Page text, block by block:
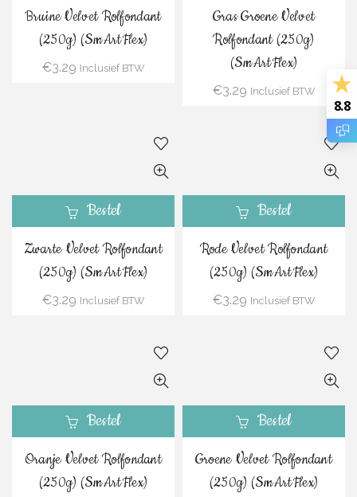
Bruine Velvet Rolfondant
(250g) (SmArtFlex)
€3.29 Inclusief BTW
Gras Groene Velvet
Rolfondant (250g)
(SmArtFlex)
€3.29 Inclusief BTW
Bestel
Zwarte Velvet Rolfondant
(250g) (SmArtFlex)
€3.29 Inclusief BTW
Bestel
Rode Velvet Rolfondant
(250g) (SmArtFlex)
€3.29 Inclusief BTW
Bestel
Oranje Velvet Rolfondant
(250g) (SmArtFlex)
Bestel
Groene Velvet Rolfondant
(250g) (SmArtFlex)
8.8